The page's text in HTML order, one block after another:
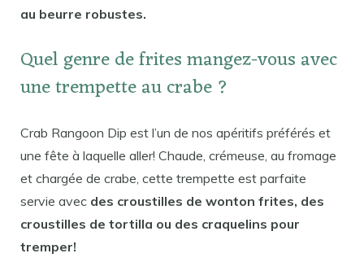
au beurre robustes.
Quel genre de frites mangez-vous avec
une trempette au crabe ?
Crab Rangoon Dip est l’un de nos apéritifs préférés et
une fête à laquelle aller! Chaude, crémeuse, au fromage
et chargée de crabe, cette trempette est parfaite
servie avec des croustilles de wonton frites, des
croustilles de tortilla ou des craquelins pour
tremper!